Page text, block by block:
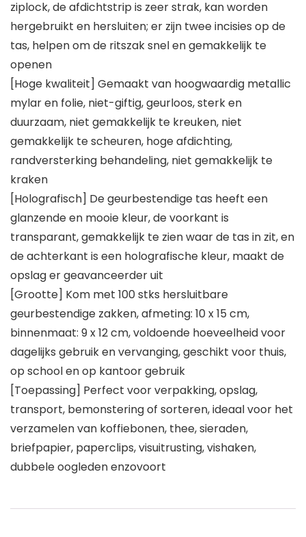
ziplock, de afdichtstrip is zeer strak, kan worden
hergebruikt en hersluiten; er zijn twee incisies op de
tas, helpen om de ritszak snel en gemakkelijk te
openen
[Hoge kwaliteit] Gemaakt van hoogwaardig metallic
mylar en folie, niet-giftig, geurloos, sterk en
duurzaam, niet gemakkelijk te kreuken, niet
gemakkelijk te scheuren, hoge afdichting,
randversterking behandeling, niet gemakkelijk te
kraken
[Holografisch] De geurbestendige tas heeft een
glanzende en mooie kleur, de voorkant is
transparant, gemakkelijk te zien waar de tas in zit, en
de achterkant is een holografische kleur, maakt de
opslag er geavanceerder uit
[Grootte] Kom met 100 stks hersluitbare
geurbestendige zakken, afmeting: 10 x 15 cm,
binnenmaat: 9 x 12 cm, voldoende hoeveelheid voor
dagelijks gebruik en vervanging, geschikt voor thuis,
op school en op kantoor gebruik
[Toepassing] Perfect voor verpakking, opslag,
transport, bemonstering of sorteren, ideaal voor het
verzamelen van koffiebonen, thee, sieraden,
briefpapier, paperclips, visuitrusting, vishaken,
dubbele oogleden enzovoort